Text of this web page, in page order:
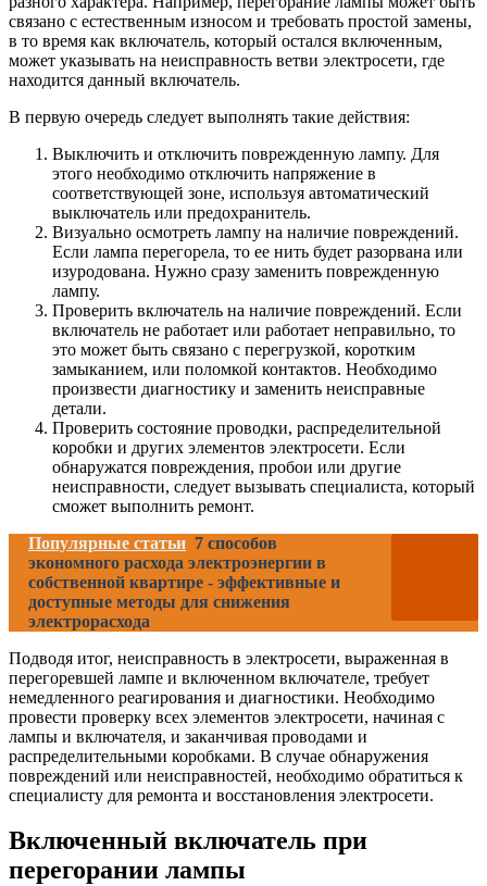
связано с естественным износом и требовать простой замены,
в то время как включатель, который остался включенным,
может указывать на неисправность ветви электросети, где
находится данный включатель.
В первую очередь следует выполнять такие действия:
Выключить и отключить поврежденную лампу. Для
этого необходимо отключить напряжение в
соответствующей зоне, используя автоматический
выключатель или предохранитель.
Визуально осмотреть лампу на наличие повреждений.
Если лампа перегорела, то ее нить будет разорвана или
изуродована. Нужно сразу заменить поврежденную
лампу.
Проверить включатель на наличие повреждений. Если
включатель не работает или работает неправильно, то
это может быть связано с перегрузкой, коротким
замыканием, или поломкой контактов. Необходимо
произвести диагностику и заменить неисправные
детали.
Проверить состояние проводки, распределительной
коробки и других элементов электросети. Если
обнаружатся повреждения, пробои или другие
неисправности, следует вызывать специалиста, который
сможет выполнить ремонт.
Популярные статьи 7 способов
экономного расхода электроэнергии в
собственной квартире - эффективные и
доступные методы для снижения
электрорасхода
Подводя итог, неисправность в электросети, выраженная в
перегоревшей лампе и включенном включателе, требует
немедленного реагирования и диагностики. Необходимо
провести проверку всех элементов электросети, начиная с
лампы и включателя, и заканчивая проводами и
распределительными коробками. В случае обнаружения
повреждений или неисправностей, необходимо обратиться к
специалисту для ремонта и восстановления электросети.
Включенный включатель при
перегорании лампы